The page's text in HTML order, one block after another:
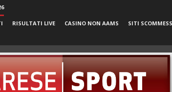
RISULTATI LIVE CASINO NON AAMS SITI